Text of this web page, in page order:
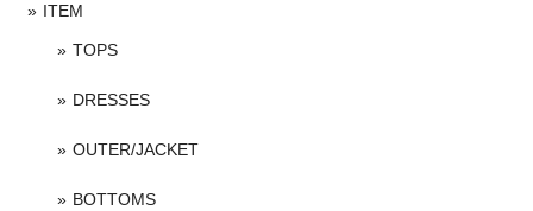
ITEM
TOPS
DRESSES
OUTER/JACKET
BOTTOMS